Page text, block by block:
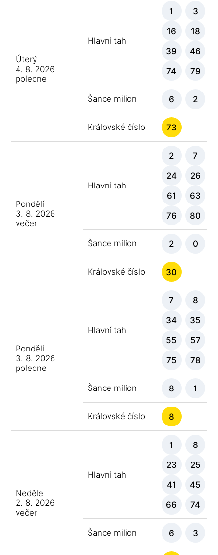
Úterý
4. 8. 2026
poledne
Hlavní tah
1 3
16 18
39 46
74 79
Šance milion 6 2
Královské číslo 73
Pondělí
3. 8. 2026
večer
Hlavní tah
2 7
24 26
61 63
76 80
Šance milion 2 0
Královské číslo 30
Pondělí
3. 8. 2026
poledne
Hlavní tah
7 8
34 35
55 57
75 78
Šance milion 8 1
Královské číslo 8
Neděle
2. 8. 2026
večer
Hlavní tah
1 8
23 25
41 45
66 74
Šance milion 6 3